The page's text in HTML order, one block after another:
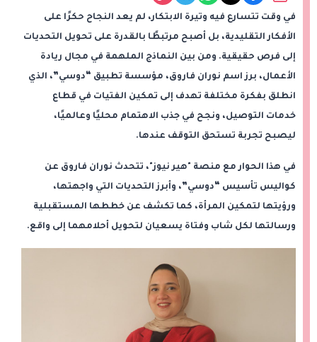
في وقت تتسارع فيه وتيرة الابتكار، لم يعد النجاح حكرًا على
الأفكار التقليدية، بل أصبح مرتبطًا بالقدرة على تحويل التحديات
إلى فرص حقيقية. ومن بين النماذج الملهمة في مجال ريادة
الأعمال، برز اسم نوران فاروق، مؤسسة تطبيق “دوسي”، الذي
انطلق بفكرة مختلفة تهدف إلى تمكين الفتيات في قطاع
خدمات التوصيل، ونجح في جذب الاهتمام محليًا وعالميًا،
ليصبح تجربة تستحق التوقف عندها.
في هذا الحوار مع منصة "هير نيوز"، تتحدث نوران فاروق عن
كواليس تأسيس “دوسي”، وأبرز التحديات التي واجهتها،
ورؤيتها لتمكين المرأة، كما تكشف عن خططها المستقبلية
ورسالتها لكل شاب وفتاة يسعيان لتحويل أحلامهما إلى واقع.